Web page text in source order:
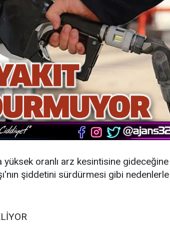
yüksek oranlı arz kesintisine gideceğine
şiddetini sürdürmesi gibi nedenlerle